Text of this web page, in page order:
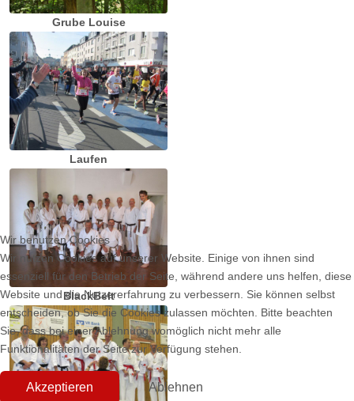
Grube Louise
Laufen
BlackBelt
Wir benutzen Cookies
Wir nutzen Cookies auf unserer Website. Einige von ihnen sind
essenziell für den Betrieb der Seite, während andere uns helfen, diese
Website und die Nutzererfahrung zu verbessern. Sie können selbst
entscheiden, ob Sie die Cookies zulassen möchten. Bitte beachten
Sie, dass bei einer Ablehnung womöglich nicht mehr alle
Funktionalitäten der Seite zur Verfügung stehen.
Akzeptieren Ablehnen